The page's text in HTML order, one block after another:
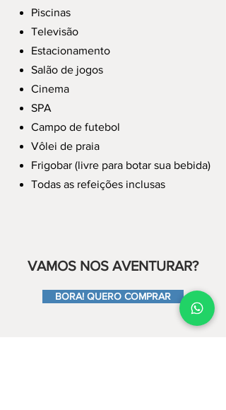
Piscinas
Televisão
Estacionamento
Salão de jogos
Cinema
SPA
Campo de futebol
Vôlei de praia
Frigobar (livre para botar sua bebida)
Todas as refeições inclusas
VAMOS NOS AVENTURAR?
BORA! QUERO COMPRAR